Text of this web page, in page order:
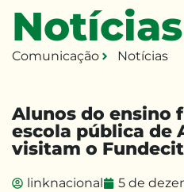
Notícias
Comunicação Notícias
linknacional 5 de
Alunos do ensino
escola pública de
visitam o